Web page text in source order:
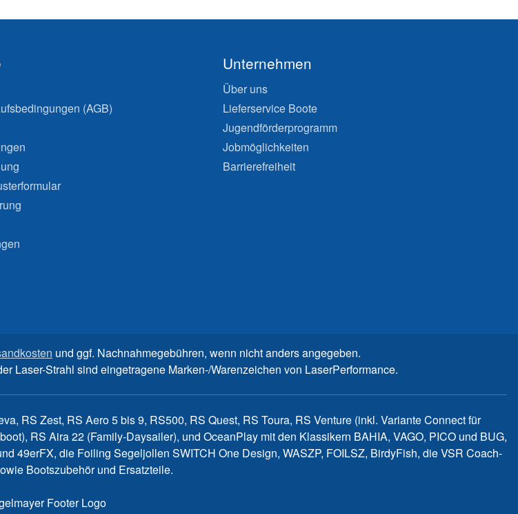
(AGB)
Unternehmen
Über uns
Lieferservice Boote
Jugendförderprogramm
Jobmöglichkeiten
Barrierefreiheit
und ggf. Nachnahmegebühren, wenn nicht anders angegeben.
Laser-Strahl sind eingetragene Marken-/Warenzeichen von LaserPerformance.
RS Zest, RS Aero 5 bis 9, RS500, RS Quest, RS Toura, RS Venture (inkl. Variante Connect für
RS Aira 22 (Family-Daysailer), und OceanPlay mit den Klassikern BAHIA, VAGO, PICO und BUG,
49erFX, die Foiling Segeljollen SWITCH One Design, WASZP, FOILSZ, BirdyFish, die VSR Coach-
Bootszubehör und Ersatzteile.